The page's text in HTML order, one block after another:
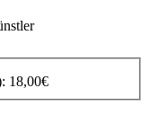
18,00€